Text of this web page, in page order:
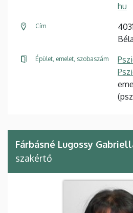
hu
Cím
Épület, emelet, szobaszám
Fárbásné Lugossy
szakértő